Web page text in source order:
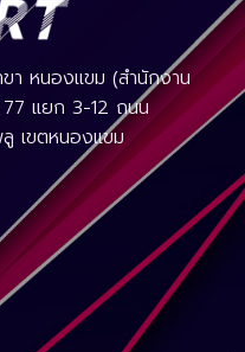
า หนองแขม (สำนักงาน
แยก 3-12 ถนน
เขตหนองแขม